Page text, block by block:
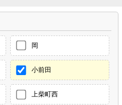
岡
小前田
上柴町西